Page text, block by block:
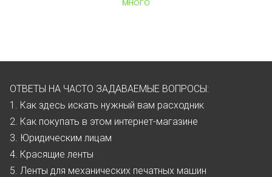
ОТВЕТЫ НА ЧАСТО ЗАДАВАЕМЫЕ ВОПРОСЫ:
1. Как здесь искать нужный вам расходник
2. Как покупать в этом интернет-магазине
3. Юридическим лицам
4. Красящие ленты
5. Ленты для механических печатных машин